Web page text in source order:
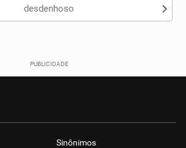
desdenhoso
Sinônimos